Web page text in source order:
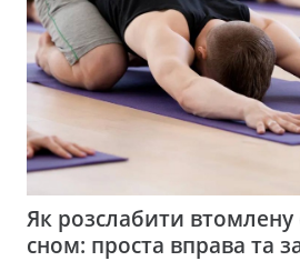
Як розслабити
сном: проста вправа та